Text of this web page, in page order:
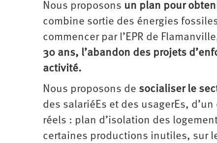
Nous proposons un plan pour
combine sortie des énergies
commencer par l’EPR de
30 ans, l’abandon des projets
activité.
Nous proposons de socialiser le
des salariéEs et des usagerEs,
réels : plan d’isolation des
certaines productions inutiles, sur